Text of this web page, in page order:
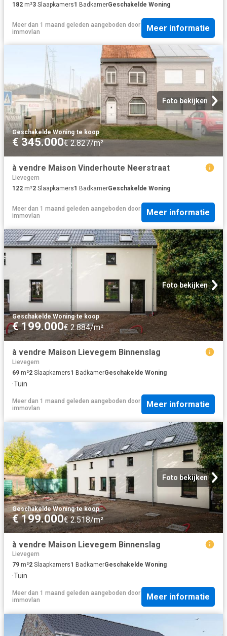
182 m²3 Slaapkamers1 BadkamerGeschakelde Woning
Meer dan 1 maand geleden aangeboden door
immovlan
Meer informatie
Foto bekijken
Geschakelde Woning·te koop
€ 345.000€ 2.827/m²
à vendre Maison Vinderhoute Neerstraat
Lievegem
122 m²2 Slaapkamers1 BadkamerGeschakelde Woning
Meer dan 1 maand geleden aangeboden door
immovlan
Meer informatie
Foto bekijken
Geschakelde Woning·te koop
€ 199.000€ 2.884/m²
à vendre Maison Lievegem Binnenslag
Lievegem
69 m²2 Slaapkamers1 BadkamerGeschakelde Woning
·Tuin
Meer dan 1 maand geleden aangeboden door
immovlan
Meer informatie
Foto bekijken
Geschakelde Woning·te koop
€ 199.000€ 2.518/m²
à vendre Maison Lievegem Binnenslag
Lievegem
79 m²2 Slaapkamers1 BadkamerGeschakelde Woning
·Tuin
Meer dan 1 maand geleden aangeboden door
immovlan
Meer informatie